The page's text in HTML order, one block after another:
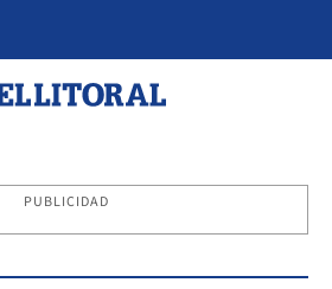
PUBLICIDAD